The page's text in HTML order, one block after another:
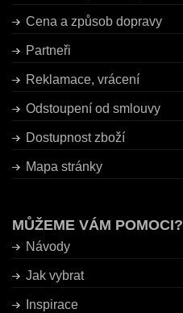
Cena a způsob dopravy
Partneři
Reklamace, vrácení
Odstoupení od smlouvy
Dostupnost zboží
Mapa stránky
MŮŽEME VÁM POMOCI?
Návody
Jak vybrat
Inspirace